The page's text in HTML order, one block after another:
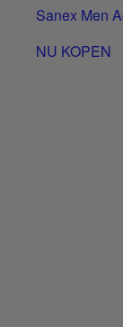
Sanex Men
NU KOPEN